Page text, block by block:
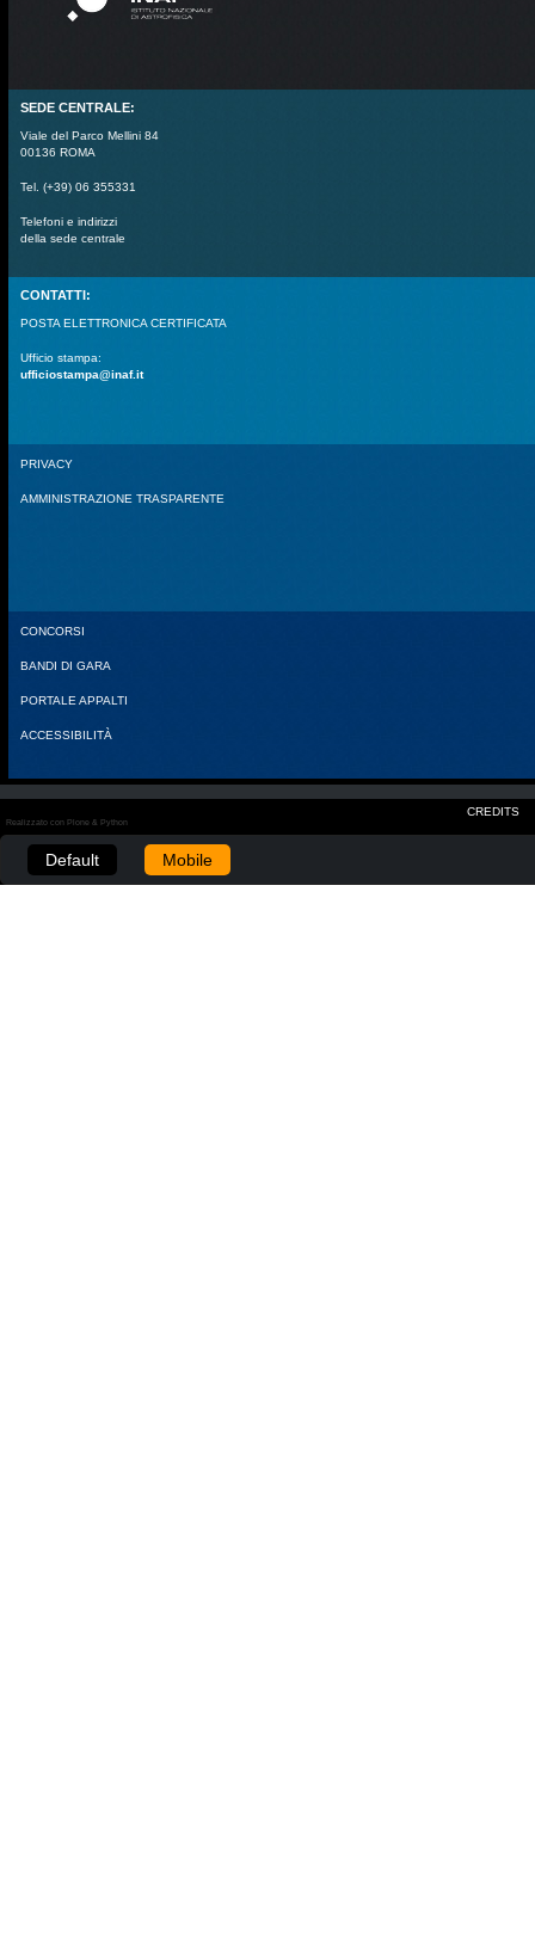
SEDE CENTRALE:
Viale del Parco Mellini 84
00136 ROMA
Tel. (+39) 06 355331
Telefoni e indirizzi
della sede centrale
CONTATTI:
POSTA ELETTRONICA CERTIFICATA
Ufficio stampa:
ufficiostampa@inaf.it
PRIVACY
AMMINISTRAZIONE TRASPARENTE
CONCORSI
BANDI DI GARA
PORTALE APPALTI
ACCESSIBILITÀ
CREDITS
Realizzato con Plone & Python
Default Mobile